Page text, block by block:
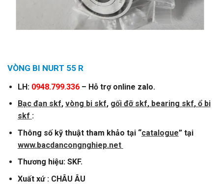
VÒNG BI NURT 55 R
LH: 0948.799.336 – Hỗ trợ online zalo.
Bạc đạn skf, vòng bi skf, gối đỡ skf, bearing skf, ổ bi
skf :
Thông số kỹ thuật tham khảo tại “catalogue” tại
www.bacdancongnghiep.net
Thương hiệu: SKF.
Xuất xứ : CHÂU ÂU